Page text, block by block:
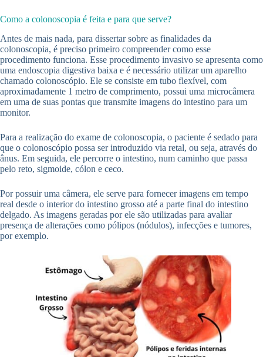
Como a colonoscopia é feita e para que serve?
Antes de mais nada, para dissertar sobre as finalidades da
colonoscopia, é preciso primeiro compreender como esse
procedimento funciona. Esse procedimento invasivo se apresenta como
uma endoscopia digestiva baixa e é necessário utilizar um aparelho
chamado colonoscópio. Ele se consiste em tubo flexível, com
aproximadamente 1 metro de comprimento, possui uma microcâmera
em uma de suas pontas que transmite imagens do intestino para um
monitor.
Para a realização do exame de colonoscopia, o paciente é sedado para
que o colonoscópio possa ser introduzido via retal, ou seja, através do
ânus. Em seguida, ele percorre o intestino, num caminho que passa
pelo reto, sigmoide, cólon e ceco.
Por possuir uma câmera, ele serve para fornecer imagens em tempo
real desde o interior do intestino grosso até a parte final do intestino
delgado. As imagens geradas por ele são utilizadas para avaliar
presença de alterações como pólipos (nódulos), infecções e tumores,
por exemplo.